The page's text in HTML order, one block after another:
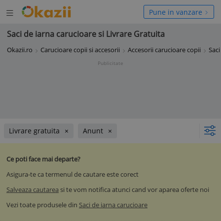
Deschide
meniul
Pune in vanzare
Saci de iarna carucioare si Livrare Gratuita
Okazii.ro Carucioare copii si accesorii Accesorii carucioare copii
Publicitate
Livrare gratuita Anunt
Ce poti face mai departe?
Asigura-te ca termenul de cautare este corect
Salveaza cautarea si te vom notifica atunci cand vor aparea oferte noi
Vezi toate produsele din Saci de iarna carucioare